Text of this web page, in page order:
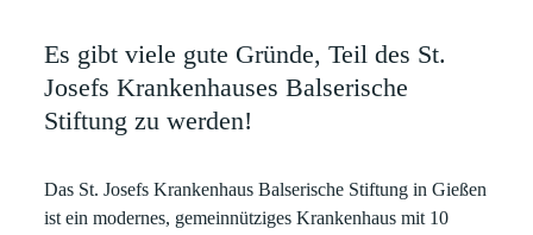
Es gibt viele gute Gründe, Teil des St.
Josefs Krankenhauses Balserische
Stiftung zu werden!
Das St. Josefs Krankenhaus Balserische Stiftung in Gießen
ist ein modernes, gemeinnütziges Krankenhaus mit 10